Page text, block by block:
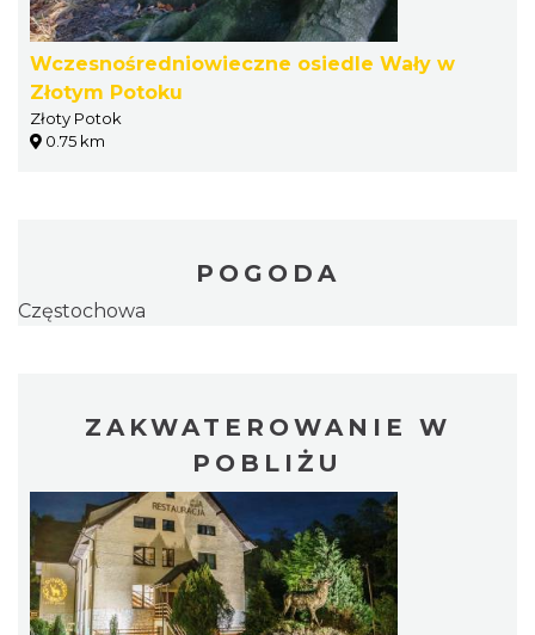
Wczesnośredniowieczne osiedle Wały w
Złotym Potoku
Złoty Potok
0.75 km
POGODA
Częstochowa
ZAKWATEROWANIE W
POBLIŻU